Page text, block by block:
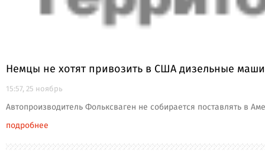
Немцы не хотят привозить в США дизельные
15:57, 25 ноябрь
Автопроизводитель Фольксваген не собирается поставлять в
подробнее